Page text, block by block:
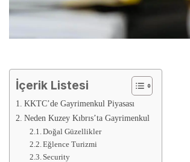
İçerik Listesi
KKTC’de Gayrimenkul Piyasası
Neden Kuzey Kıbrıs’ta Gayrimenkul
Doğal Güzellikler
Eğlence Turizmi
Security